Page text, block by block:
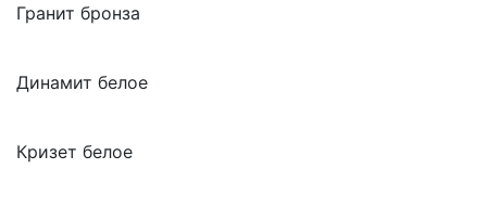
Гранит бронза
Динамит белое
Кризет белое